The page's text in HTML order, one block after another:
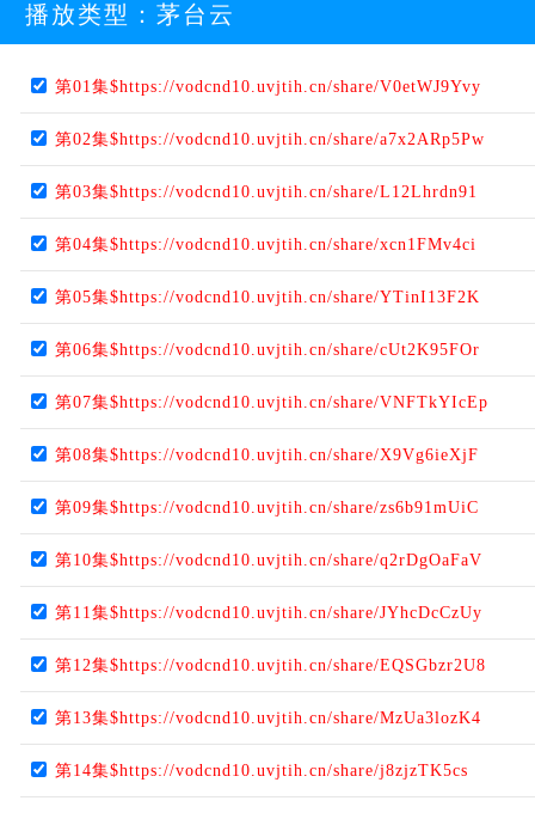
播放类型： 茅台云
第01集$https://vodcnd10.uvjtih.cn/share/V0etWJ9Yvy
第02集$https://vodcnd10.uvjtih.cn/share/a7x2ARp5Pw
第03集$https://vodcnd10.uvjtih.cn/share/L12Lhrdn91
第04集$https://vodcnd10.uvjtih.cn/share/xcn1FMv4ci
第05集$https://vodcnd10.uvjtih.cn/share/YTinI13F2K
第06集$https://vodcnd10.uvjtih.cn/share/cUt2K95FOr
第07集$https://vodcnd10.uvjtih.cn/share/VNFTkYIcEp
第08集$https://vodcnd10.uvjtih.cn/share/X9Vg6ieXjF
第09集$https://vodcnd10.uvjtih.cn/share/zs6b91mUiC
第10集$https://vodcnd10.uvjtih.cn/share/q2rDgOaFaV
第11集$https://vodcnd10.uvjtih.cn/share/JYhcDcCzUy
第12集$https://vodcnd10.uvjtih.cn/share/EQSGbzr2U8
第13集$https://vodcnd10.uvjtih.cn/share/MzUa3lozK4
第14集$https://vodcnd10.uvjtih.cn/share/j8zjzTK5cs